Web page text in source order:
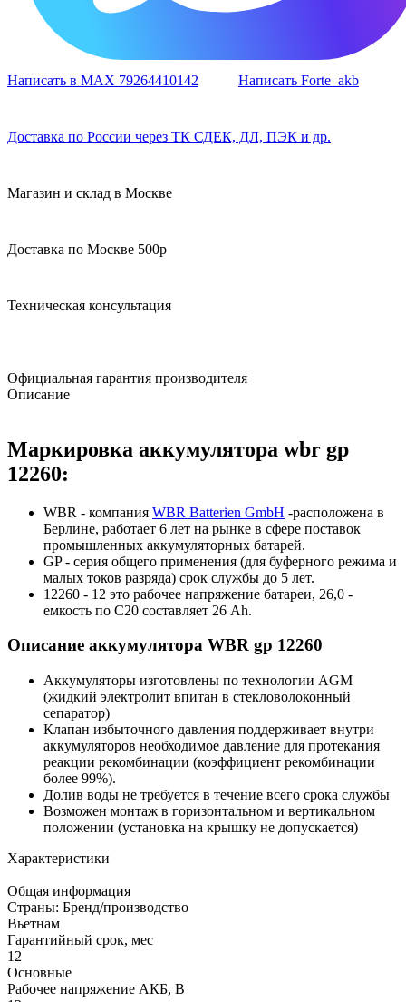
Написать в MAX 79264410142 Написать Forte_akb
Доставка по России через ТК СДЕК, ДЛ, ПЭК и др.
Магазин и склад в Москве
Доставка по Москве 500р
Техническая консультация
Официальная гарантия производителя
Описание
Маркировка аккумулятора wbr gp
12260:
WBR - компания WBR Batterien GmbH -расположена в
Берлине, работает 6 лет на рынке в сфере поставок
промышленных аккумуляторных батарей.
GP - серия общего применения (для буферного режима и
малых токов разряда) срок службы до 5 лет.
12260 - 12 это рабочее напряжение батареи, 26,0 -
емкость по С20 составляет 26 Ah.
Описание аккумулятора WBR gp 12260
Аккумуляторы изготовлены по технологии AGM
(жидкий электролит впитан в стекловолоконный
сепаратор)
Клапан избыточного давления поддерживает внутри
аккумуляторов необходимое давление для протекания
реакции рекомбинации (коэффициент рекомбинации
более 99%).
Долив воды не требуется в течение всего срока службы
Возможен монтаж в горизонтальном и вертикальном
положении (установка на крышку не допускается)
Характеристики
Общая информация
Страны: Бренд/производство
Вьетнам
Гарантийный срок, мес
12
Основные
Рабочее напряжение АКБ, B